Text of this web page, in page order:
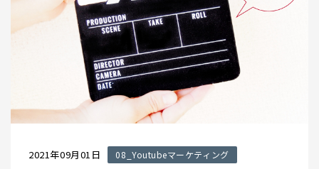
2021年09月01日 08_Youtubeマーケティング